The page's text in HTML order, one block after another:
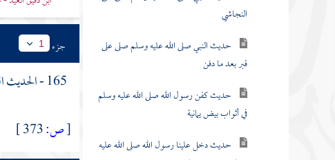
النجاشي
حديث النبي صلى الله عليه وسلم صلى على
قبر بعد ما دفن
حديث كفن رسول الله صلى الله عليه وسلم
في أثواب بيض يمانية
حديث دخل علينا رسول الله صلى الله عليه
جزء 1
[ص: